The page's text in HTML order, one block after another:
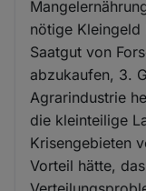
nötige Kleingeld
Saatgut von
abzukaufen, 3.
Agrarindustrie
die kleinteilige
Krisengebieten
Vorteil hätte,